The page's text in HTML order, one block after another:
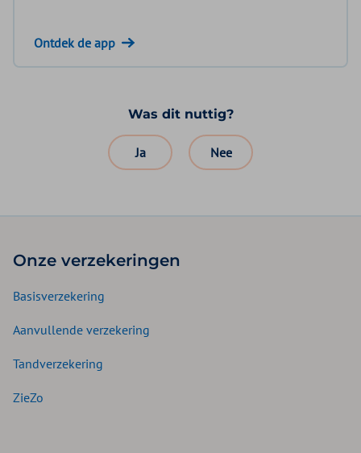
Ontdek de app
Was dit nuttig?
Ja Nee
Onze verzekeringen
Basisverzekering
Aanvullende verzekering
Tandverzekering
ZieZo